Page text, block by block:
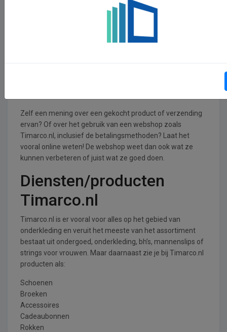
Zoals voor erg veel webshops geldt, zijn er voor Timarco.nl
hoe snel het binnenkwam. Over retourzendingen of juist
Zelf een mening over een gekocht product of verzending
ervan? Of over het gebruik van een webshop zoals
Timarco.nl, inclusief de betalingsmethoden? Laat het
vooral online weten! De webshop weet dan ook wat ze
kunnen verbeteren of juist wat ze goed doen.
Diensten/producten
Timarco.nl
Timarco.nl is er vooral voor alles op het gebied van
onderkleding en veruit het meeste van het assortiment
bestaat uit ondergoed, onderkleding, bh’s, mannenslips of
strings voor vrouwen. Maar daarnaast zie je bij Timarco.nl
producten als:
Schoenen
Broeken
Accessoires
Cadeaubonnen
Rokken